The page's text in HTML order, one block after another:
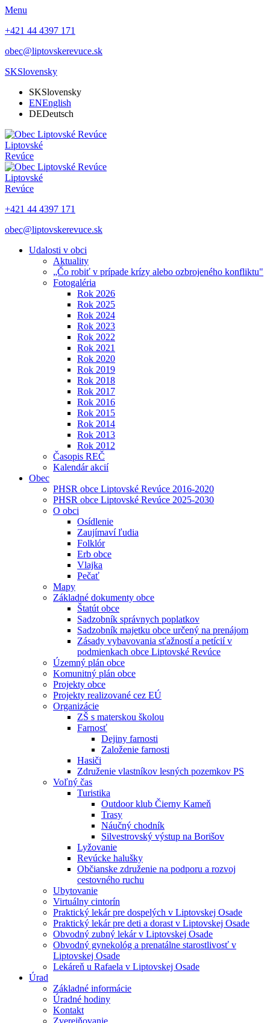
Menu
+421 44 4397 171
obec@liptovskerevuce.sk
SKSlovensky
SKSlovensky
ENEnglish
DEDeutsch
Liptovské
Revúce
Liptovské
Revúce
+421 44 4397 171
obec@liptovskerevuce.sk
Udalosti v obci
Aktuality
„Čo robiť v prípade krízy alebo ozbrojeného konfliktu"
Fotogaléria
Rok 2026
Rok 2025
Rok 2024
Rok 2023
Rok 2022
Rok 2021
Rok 2020
Rok 2019
Rok 2018
Rok 2017
Rok 2016
Rok 2015
Rok 2014
Rok 2013
Rok 2012
Časopis REČ
Kalendár akcií
Obec
PHSR obce Liptovské Revúce 2016-2020
PHSR obce Liptovské Revúce 2025-2030
O obci
Osídlenie
Zaujímaví ľudia
Folklór
Erb obce
Vlajka
Pečať
Mapy
Základné dokumenty obce
Štatút obce
Sadzobník správnych poplatkov
Sadzobník majetku obce určený na prenájom
Zásady vybavovania sťažností a petícií v
podmienkach obce Liptovské Revúce
Územný plán obce
Komunitný plán obce
Projekty obce
Projekty realizované cez EÚ
Organizácie
ZŠ s materskou školou
Farnosť
Dejiny farnosti
Založenie farnosti
Hasiči
Združenie vlastníkov lesných pozemkov PS
Voľný čas
Turistika
Outdoor klub Čierny Kameň
Trasy
Náučný chodník
Silvestrovský výstup na Borišov
Lyžovanie
Revúcke halušky
Občianske združenie na podporu a rozvoj
cestovného ruchu
Ubytovanie
Virtuálny cintorín
Praktický lekár pre dospelých v Liptovskej Osade
Praktický lekár pre deti a dorast v Liptovskej Osade
Obvodný zubný lekár v Liptovskej Osade
Obvodný gynekológ a prenatálne starostlivosť v
Liptovskej Osade
Lekáreň u Rafaela v Liptovskej Osade
Úrad
Základné informácie
Úradné hodiny
Kontakt
Zverejňovanie